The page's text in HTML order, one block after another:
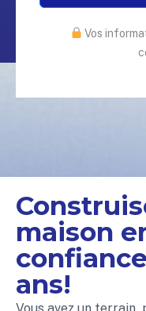
Vos
maison
ans!
Vous avez un terrain